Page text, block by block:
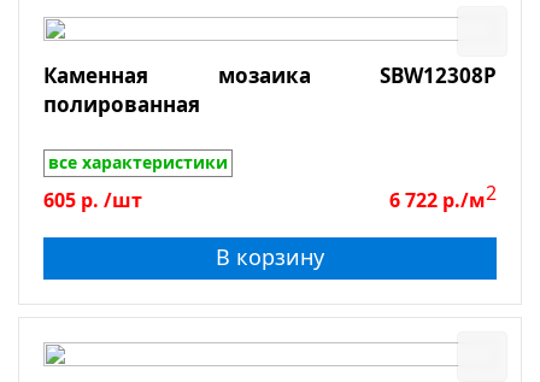
Сланец
Крема Марфил
Emperador Dark
Dolomiti Bianco
Поверхность
Глянцевая
Противоскользящая
Каменная мозаика SBW12308P
полированная
все характеристики
605 р. /шт 6 722 р./м2
В корзину